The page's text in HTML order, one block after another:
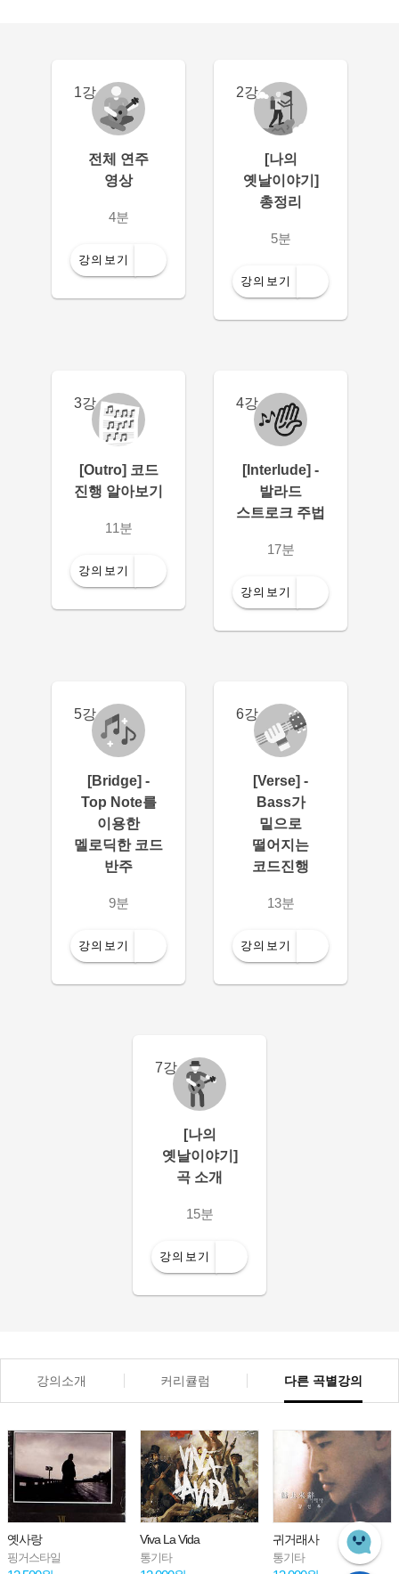
1강
전체 연주
영상
4분
강의보기
2강
[나의
옛날이야기]
총정리
5분
강의보기
3강
[Outro] 코드
진행 알아보기
11분
강의보기
4강
[Interlude] -
발라드
스트로크 주법
17분
강의보기
5강
[Bridge] -
Top Note를
이용한
멜로딕한 코드
반주
9분
강의보기
6강
[Verse] -
Bass가
밑으로
떨어지는
코드진행
13분
강의보기
7강
[나의
옛날이야기]
곡 소개
15분
강의보기
강의소개 커리큘럼 다른 곡별강의
Bravo, My
통기타